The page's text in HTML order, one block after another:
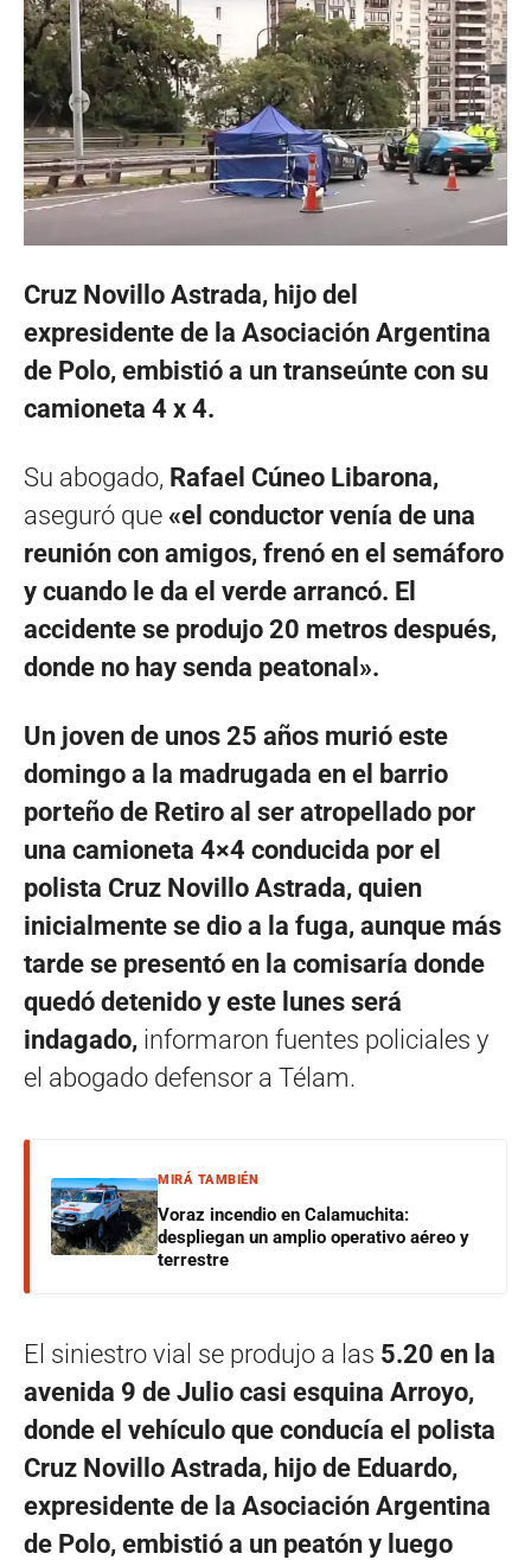
Cruz Novillo Astrada, hijo del
expresidente de la Asociación Argentina
de Polo, embistió a un transeúnte con su
camioneta 4 x 4.
Su abogado, Rafael Cúneo Libarona,
aseguró que «el conductor venía de una
reunión con amigos, frenó en el semáforo
y cuando le da el verde arrancó. El
accidente se produjo 20 metros después,
donde no hay senda peatonal».
Un joven de unos 25 años murió este
domingo a la madrugada en el barrio
porteño de Retiro al ser atropellado por
una camioneta 4×4 conducida por el
polista Cruz Novillo Astrada, quien
inicialmente se dio a la fuga, aunque más
tarde se presentó en la comisaría donde
quedó detenido y este lunes será
indagado, informaron fuentes policiales y
el abogado defensor a Télam.
MIRÁ TAMBIÉN
Voraz incendio en Calamuchita:
despliegan un amplio operativo aéreo y
terrestre
El siniestro vial se produjo a las 5.20 en la
avenida 9 de Julio casi esquina Arroyo,
donde el vehículo que conducía el polista
Cruz Novillo Astrada, hijo de Eduardo,
expresidente de la Asociación Argentina
de Polo, embistió a un peatón y luego